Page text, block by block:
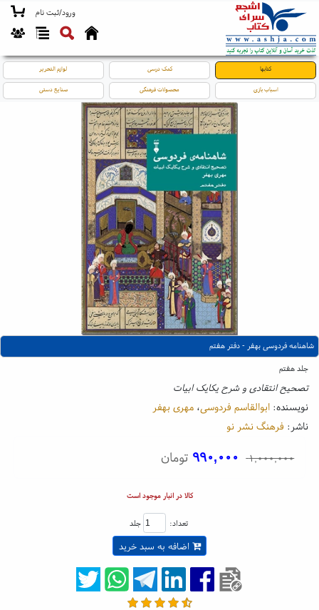
ورود/ثبت نام
کتابها کمک درسی لوازم التحریر
اسباب بازی محصولات فرهنگی صنایع دستی
شاهنامه فردوسی بهفر - دفتر هفتم
جلد هفتم
تصحیح انتقادی و شرح یکایک ابیات
نویسنده: ابوالقاسم فردوسی، مهری بهفر
ناشر: فرهنگ نشر نو
۱,۰۰۰,۰۰۰ ۹۹۰,۰۰۰ تومان
کالا در انبار موجود است
تعداد: جلد
اضافه به سبد خرید